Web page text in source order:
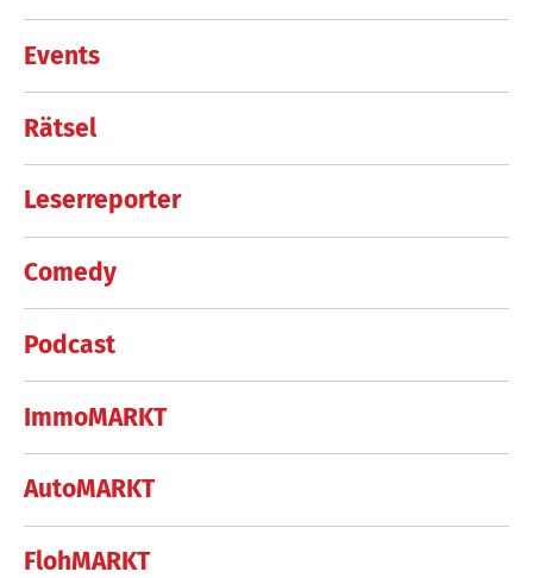
Events
Rätsel
Leserreporter
Comedy
Podcast
ImmoMARKT
AutoMARKT
FlohMARKT